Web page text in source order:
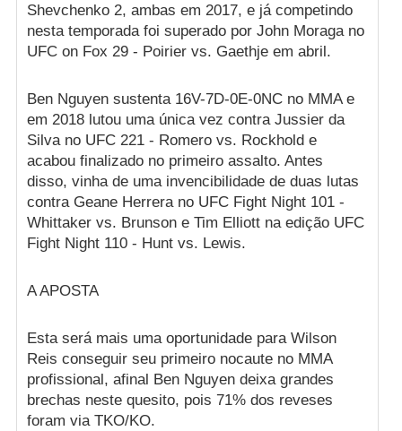
Shevchenko 2, ambas em 2017, e já competindo
nesta temporada foi superado por John Moraga no
UFC on Fox 29 - Poirier vs. Gaethje em abril.
Ben Nguyen sustenta 16V-7D-0E-0NC no MMA e
em 2018 lutou uma única vez contra Jussier da
Silva no UFC 221 - Romero vs. Rockhold e
acabou finalizado no primeiro assalto. Antes
disso, vinha de uma invencibilidade de duas lutas
contra Geane Herrera no UFC Fight Night 101 -
Whittaker vs. Brunson e Tim Elliott na edição UFC
Fight Night 110 - Hunt vs. Lewis.
A APOSTA
Esta será mais uma oportunidade para Wilson
Reis conseguir seu primeiro nocaute no MMA
profissional, afinal Ben Nguyen deixa grandes
brechas neste quesito, pois 71% dos reveses
foram via TKO/KO.